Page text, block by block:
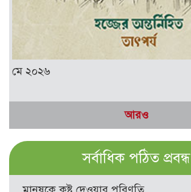
মে ২০২৬
আরও
সর্বাধিক পঠিত প্রবন্ধ